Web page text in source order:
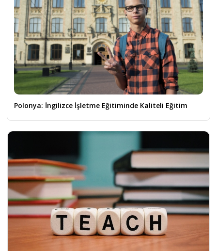
Polonya: İngilizce İşletme Eğitiminde Kaliteli Eğitim